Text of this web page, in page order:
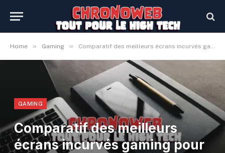
Home » Gaming » Comparatif des meilleurs écrans incurvés gaming pour une immersion totale
GAMING
Comparatif des meilleurs
écrans incurvés gaming pour